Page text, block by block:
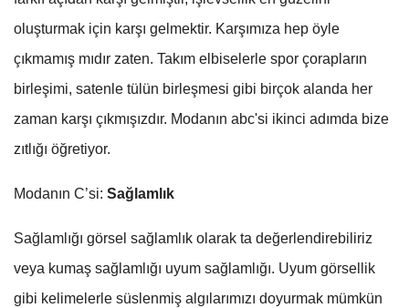
oluşturmak için karşı gelmektir. Karşımıza hep öyle
çıkmamış mıdır zaten. Takım elbiselerle spor çorapların
birleşimi, satenle tülün birleşmesi gibi birçok alanda her
zaman karşı çıkmışızdır. Modanın abc'si ikinci adımda bize
zıtlığı öğretiyor.
Modanın C’si: Sağlamlık
Sağlamlığı görsel sağlamlık olarak ta değerlendirebiliriz
veya kumaş sağlamlığı uyum sağlamlığı. Uyum görsellik
gibi kelimelerle süslenmiş algılarımızı doyurmak mümkün